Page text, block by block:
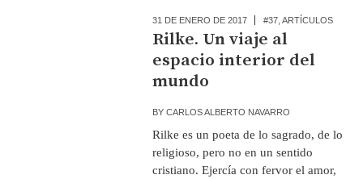
31 DE ENERO DE 2017 #37 ,ARTÍCULOS
Rilke. Un viaje al
espacio interior del
mundo
BYCARLOS ALBERTO NAVARRO
Rilke es un poeta de lo sagrado, de lo
religioso, pero no en un sentido
cristiano. Ejercía con fervor el amor,